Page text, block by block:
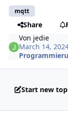
mqtt
Share
Von jedie
March 14,
Start new